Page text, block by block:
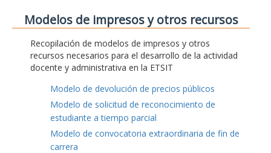
Modelos de impresos y otros recursos
Recopilación de modelos de impresos y otros
recursos necesarios para el desarrollo de la actividad
docente y administrativa en la ETSIT
Modelo de devolución de precios públicos
Modelo de solicitud de reconocimiento de
estudiante a tiempo parcial
Modelo de convocatoria extraordinaria de fin de
carrera